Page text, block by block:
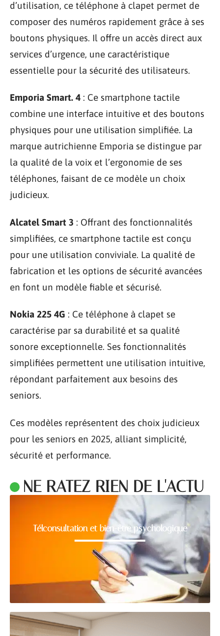
d’utilisation, ce téléphone à clapet permet de
composer des numéros rapidement grâce à ses
boutons physiques. Il offre un accès direct aux
services d’urgence, une caractéristique
essentielle pour la sécurité des utilisateurs.
Emporia Smart. 4 : Ce smartphone tactile
combine une interface intuitive et des boutons
physiques pour une utilisation simplifiée. La
marque autrichienne Emporia se distingue par
la qualité de la voix et l’ergonomie de ses
téléphones, faisant de ce modèle un choix
judicieux.
Alcatel Smart 3 : Offrant des fonctionnalités
simplifiées, ce smartphone tactile est conçu
pour une utilisation conviviale. La qualité de
fabrication et les options de sécurité avancées
en font un modèle fiable et sécurisé.
Nokia 225 4G : Ce téléphone à clapet se
caractérise par sa durabilité et sa qualité
sonore exceptionnelle. Ses fonctionnalités
simplifiées permettent une utilisation intuitive,
répondant parfaitement aux besoins des
seniors.
Ces modèles représentent des choix judicieux
pour les seniors en 2025, alliant simplicité,
sécurité et performance.
NE RATEZ RIEN DE L'ACTU
Télconsultation et bien-être psychologique